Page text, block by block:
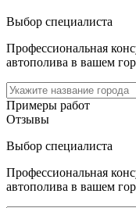
Выбор специалиста
Профессиональная
автополива в вашем
Примеры работ
Отзывы
Выбор специалиста
Профессиональная
автополива в вашем